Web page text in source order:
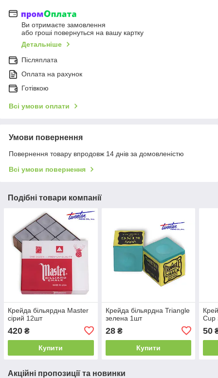
Ви отримаєте замовлення
або гроші повернуться на вашу картку
Детальніше
Післяплата
Оплата на рахунок
Готівкою
Всі умови оплати
Умови повернення
Повернення товару впродовж 14 днів за домовленістю
Всі умови повернення
Подібні товари компанії
Крейда більярдна Master
сірий 12шт
420 ₴
Купити
Крейда більярдна Triangle
зелена 1шт
28₴
Купити
Cup
50
Акційні пропозиції та новинки